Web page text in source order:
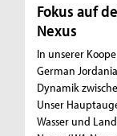
Fokus auf
Nexus
In unserer
German
Dynamik
Unser
Wasser und